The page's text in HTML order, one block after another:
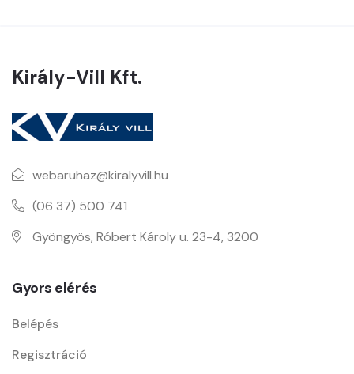
Király-Vill Kft.
webaruhaz@kiralyvill.hu
(06 37) 500 741
Gyöngyös, Róbert Károly u. 23-4, 3200
Gyors elérés
Belépés
Regisztráció